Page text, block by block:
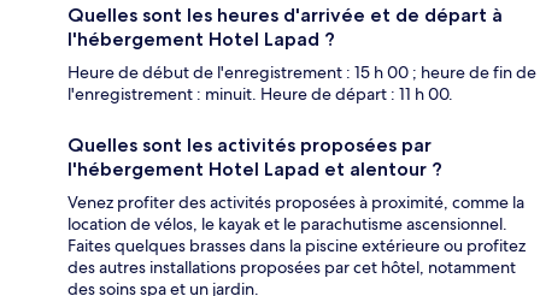
Quelles sont les heures d'arrivée et de départ à
l'hébergement Hotel Lapad ?
Heure de début de l'enregistrement : 15 h 00 ; heure de fin de
l'enregistrement : minuit. Heure de départ : 11 h 00.
Quelles sont les activités proposées par
l'hébergement Hotel Lapad et alentour ?
Venez profiter des activités proposées à proximité, comme la
location de vélos, le kayak et le parachutisme ascensionnel.
Faites quelques brasses dans la piscine extérieure ou profitez
des autres installations proposées par cet hôtel, notamment
des soins spa et un jardin.